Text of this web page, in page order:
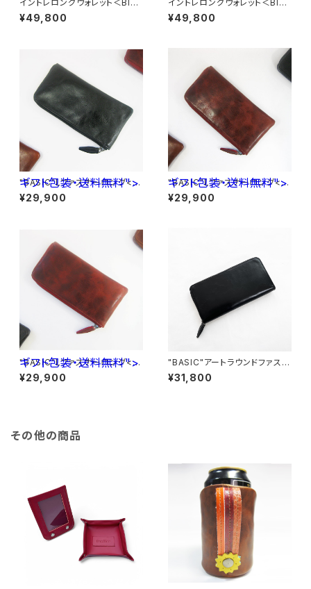
イントレロングウォレット＜Blac
k&Black＞
¥49,800
イントレロングウォレット＜Blac
k&White＞
¥49,800
ギフト包装・送料無料">
"BASIC"Lファスナーロング<B
LACK> ギフト包装・送料無料
¥29,900
ギフト包装・送料無料">
"BASIC"Lファスナーロング<B
ROWN> ギフト包装・送料無料
¥29,900
ギフト包装・送料無料">
"BASIC"Lファスナーロング<R
ED> ギフト包装・送料無料
¥29,900
"BASIC"アートラウンドファスナ
ーロング＜BLACK＞ 国内産
仔牛ワックスレザー
¥31,800
その他の商品